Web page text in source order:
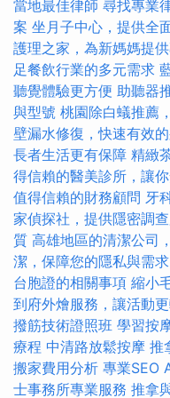
當地最佳律師 尋找專業
案 坐月子中心，提供全
護理之家，為新媽媽提
足餐飲行業的多元需求
聽覺體驗更方便 助聽器
與型號 桃園除白蟻推薦
壁漏水修復，快速有效
長者生活更有保障 精緻
得信賴的醫美診所，讓
值得信賴的財務顧問 牙
家偵探社，提供隱密調
質 高雄地區的清潔公司
潔，保障您的隱私與需求
台胞證的相關事項 縮小
到府外燴服務，讓活動
撥筋技術證照班 學習按
療程 中清路放鬆按摩 推
搬家費用分析 專業SEO
士事務所專業服務 推拿